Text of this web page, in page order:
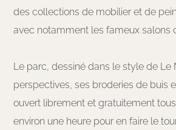
des collections de mobilier et de
avec notamment les fameux salons
Le parc, dessiné dans le style de Le
perspectives, ses broderies de buis
ouvert librement et gratuitement
environ une heure pour en faire le